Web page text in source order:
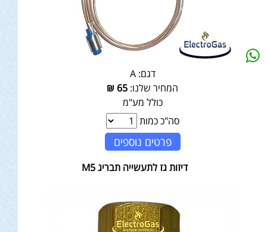
דגם: A
המחיר שלנו: 65
₪
כולל מע"מ
סה"כ כמות
פרטים נוספים
דיזות גז לתעשייה תבריג M5